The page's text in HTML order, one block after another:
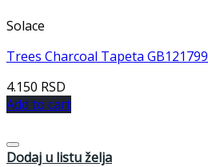
Solace
Trees Charcoal Tapeta GB121799
4.150 RSD
Add to cart
Dodaj u listu želja